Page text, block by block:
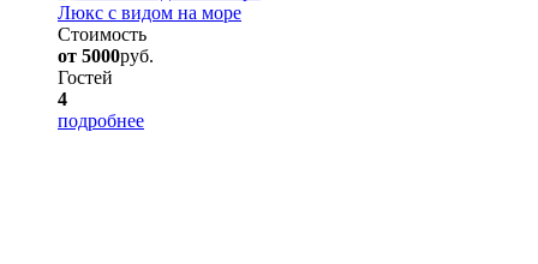
Люкс с видом на море
Стоимость
от 5000руб.
Гостей
4
подробнее